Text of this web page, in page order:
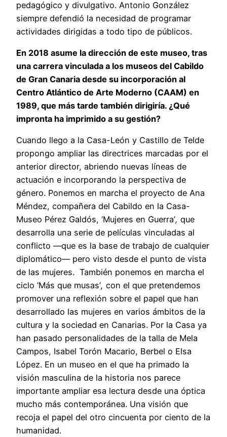
pedagógico y divulgativo. Antonio González
siempre defendió la necesidad de programar
actividades dirigidas a todo tipo de públicos.
En 2018 asume la dirección de este museo, tras
una carrera vinculada a los museos del Cabildo
de Gran Canaria desde su incorporación al
Centro Atlántico de Arte Moderno (CAAM) en
1989, que más tarde también dirigiría. ¿Qué
impronta ha imprimido a su gestión?
Cuando llego a la Casa-León y Castillo de Telde
propongo ampliar las directrices marcadas por el
anterior director, abriendo nuevas líneas de
actuación e incorporando la perspectiva de
género. Ponemos en marcha el proyecto de Ana
Méndez, compañera del Cabildo en la Casa-
Museo Pérez Galdós, ‘Mujeres en Guerra’, que
desarrolla una serie de películas vinculadas al
conflicto —que es la base de trabajo de cualquier
diplomático— pero visto desde el punto de vista
de las mujeres. También ponemos en marcha el
ciclo ‘Más que musas’, con el que pretendemos
promover una reflexión sobre el papel que han
desarrollado las mujeres en varios ámbitos de la
cultura y la sociedad en Canarias. Por la Casa ya
han pasado personalidades de la talla de Mela
Campos, Isabel Torón Macario, Berbel o Elsa
López. En un museo en el que ha primado la
visión masculina de la historia nos parece
importante ampliar esa lectura desde una óptica
mucho más contemporánea. Una visión que
recoja el papel del otro cincuenta por ciento de la
humanidad.